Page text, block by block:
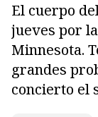
El cuerpo
jueves por
Minnesota.
grandes
concierto el
Copiar